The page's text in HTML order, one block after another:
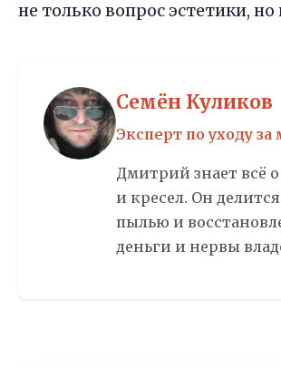
не только вопрос эстетики,
Семён Куликов
Эксперт по уходу
Дмитрий знает всё
и кресел. Он
пылью и
деньги и нервы